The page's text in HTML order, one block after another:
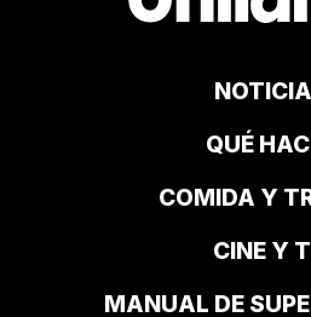
QUÉ
COMIDA Y
CINE Y
MANUAL DE